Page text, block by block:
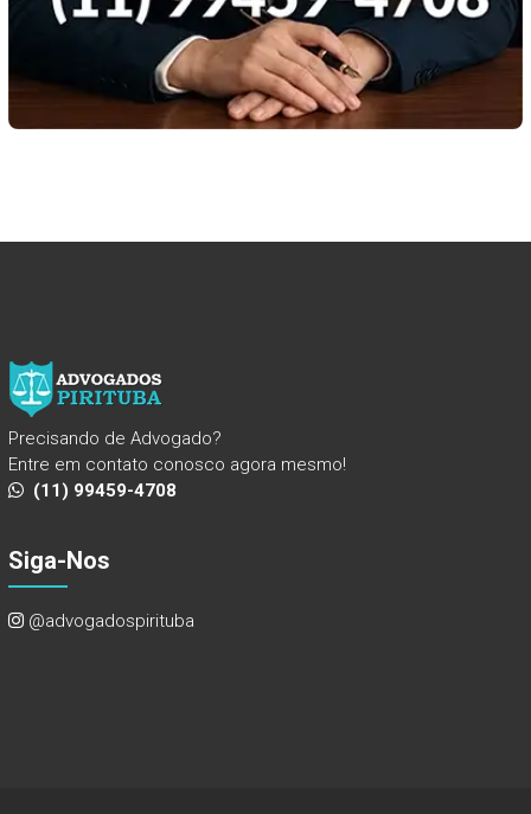
Precisando de Advogado?
Entre em contato conosco agora mesmo!
(11) 99459-4708
Siga-Nos
@advogadospirituba